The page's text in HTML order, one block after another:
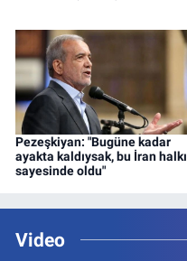
Pezeşkiyan: "Bugüne kadar
ayakta kaldıysak, bu İran halkı
sayesinde oldu"
Video